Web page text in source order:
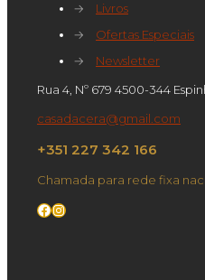
→
Livros
→
Ofertas Especiais
→
Newsletter
Rua 4, Nº 679 4500-344
casadacera@gmail.com
+351 227 342 166
Chamada para rede fixa
Facebook
Instagram